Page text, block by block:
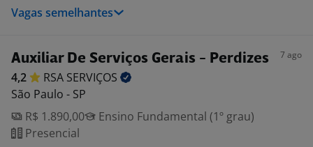
Vagas semelhantes
Auxiliar De Serviços Gerais - Perdizes 7 ago
4,2 RSA SERVIÇOS
São Paulo - SP
R$ 1.890,00
Ensino Fundamental (1º grau)
Presencial